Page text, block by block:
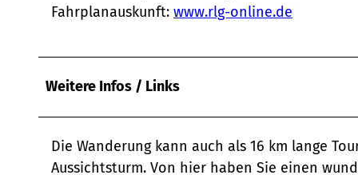
Fahrplanauskunft: www.rlg-online.de
Weitere Infos / Links
Die Wanderung kann auch als 16 km lange
Aussichtsturm. Von hier haben Sie einen